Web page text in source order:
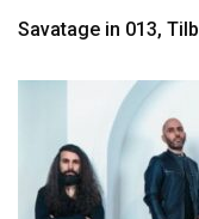
Savatage in 013,